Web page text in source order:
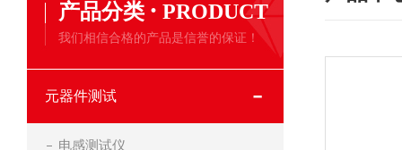
产品分类 · PRODUCT
我们相信合格的产品是信誉的保证！
元器件测试
电感测试仪